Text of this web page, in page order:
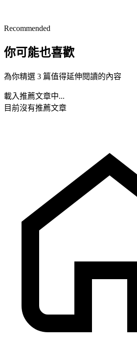
Recommended
你可能也喜歡
為你精選 3 篇值得延伸閱讀的內容
載入推薦文章中...
目前沒有推薦文章